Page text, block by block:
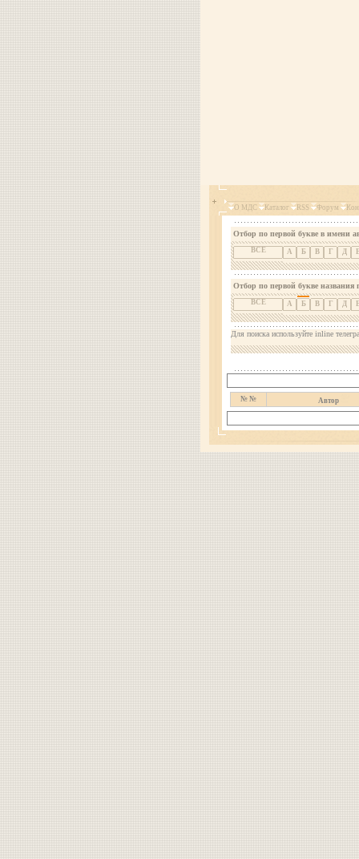
О МДС Каталог RSS Форум
Отбор по первой букве в имени
ВСЕ А Б В Г Д
Отбор по первой букве названия
ВСЕ А Б В Г Д
Для поиска используйте inline
№ № Автор